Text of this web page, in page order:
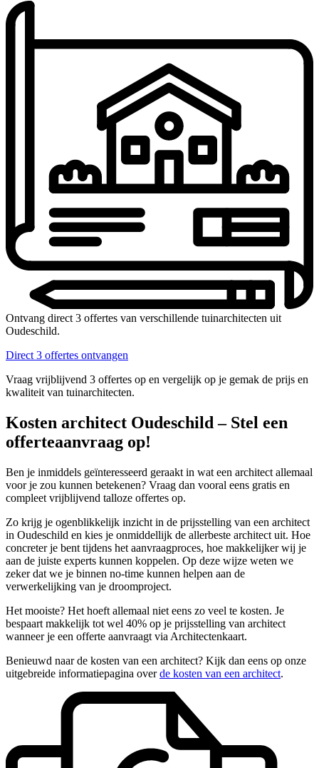
Ontvang direct 3 offertes van verschillende tuinarchitecten uit
Oudeschild.
Direct 3 offertes ontvangen
Vraag vrijblijvend 3 offertes op en vergelijk op je gemak de prijs en
kwaliteit van tuinarchitecten.
Kosten architect Oudeschild – Stel een
offerteaanvraag op!
Ben je inmiddels geïnteresseerd geraakt in wat een architect allemaal
voor je zou kunnen betekenen? Vraag dan vooral eens gratis en
compleet vrijblijvend talloze offertes op.
Zo krijg je ogenblikkelijk inzicht in de prijsstelling van een architect
in Oudeschild en kies je onmiddellijk de allerbeste architect uit. Hoe
concreter je bent tijdens het aanvraagproces, hoe makkelijker wij je
aan de juiste experts kunnen koppelen. Op deze wijze weten we
zeker dat we je binnen no-time kunnen helpen aan de
verwerkelijking van je droomproject.
Het mooiste? Het hoeft allemaal niet eens zo veel te kosten. Je
bespaart makkelijk tot wel 40% op je prijsstelling van architect
wanneer je een offerte aanvraagt via Architectenkaart.
Benieuwd naar de kosten van een architect? Kijk dan eens op onze
uitgebreide informatiepagina overde kosten van een architect.